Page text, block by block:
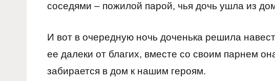
соседями – пожилой парой, чья дочь ушла из
И вот в очередную ночь доченька решила
ее далеки от благих, вместе со своим парнем
забирается в дом к нашим героям.